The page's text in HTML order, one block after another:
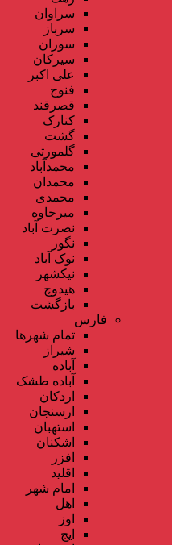
سراوان
سرباز
سوران
سیرکان
علی اکبر
فنوج
قصرقند
کنارک
گشت
گلمورتی
محمدآباد
محمدان
محمدی
میرجاوه
نصرت آباد
نگور
نوک آباد
نیکشهر
هیدوچ
بازگشت
فارس
تمام شهر‌ها
شیراز
آباده
آباده طشک
اردکان
ارسنجان
استهبان
اشکنان
افزر
اقلید
امام شهر
اهل
اوز
ایج